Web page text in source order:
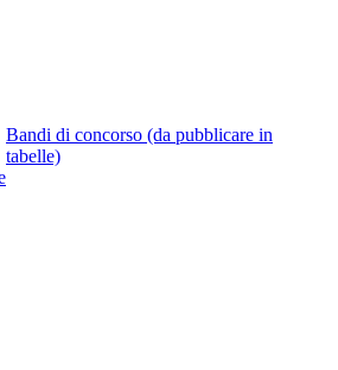
Bandi di concorso (da pubblicare in
tabelle)